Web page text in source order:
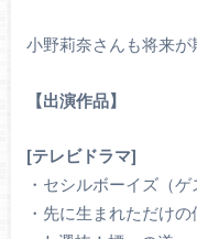
小野莉奈さんも将来が
【出演作品】
[テレビドラマ]
・セシルボーイズ（ゲ
・先に生まれただけ